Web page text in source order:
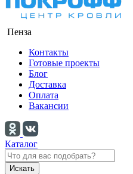
Пенза
Контакты
Готовые проекты
Блог
Доставка
Оплата
Вакансии
Каталог
Искать